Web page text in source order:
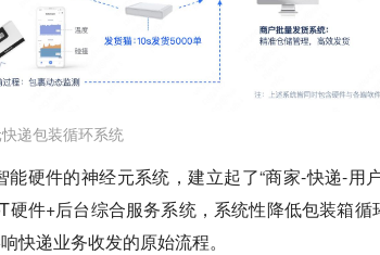
递包装循环系统
能硬件的神经元系统 ，建立起了“商家-快递-用
硬件+后台综合服务系统，系统性降低包装箱循
快递业务收发的原始流程。